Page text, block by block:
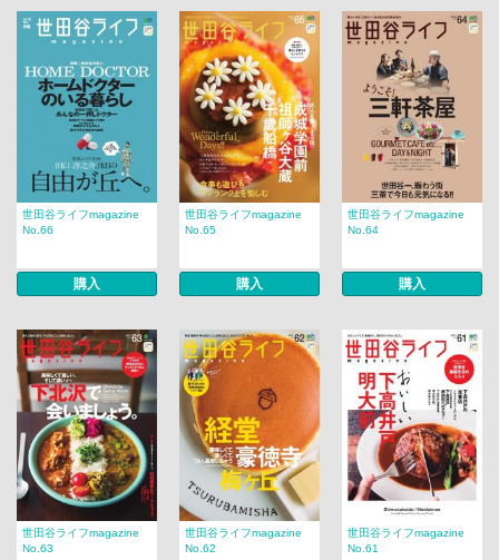
世田谷ライフmagazine
No.66
購入
世田谷ライフmagazine
No.65
購入
世田谷ライフmagazine
No.64
購入
世田谷ライフmagazine
No.63
世田谷ライフmagazine
No.62
世田谷ライフmagazine
No.61